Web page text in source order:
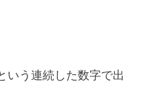
いう連続した数字で出